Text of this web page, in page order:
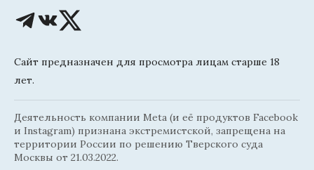
Сайт предназначен для просмотра лицам старше 18
лет.
Деятельность компании Meta (и её продуктов Facebook
и Instagram) признана экстремистской, запрещена на
территории России по решению Тверского суда
Москвы от 21.03.2022.